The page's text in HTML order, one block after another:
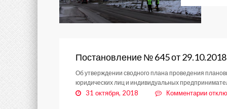
Постановление № 645 от 29.10.2018
Об утверждении сводного плана проведения
юридических лиц и индивидуальных
31 октября, 2018 Комментариик